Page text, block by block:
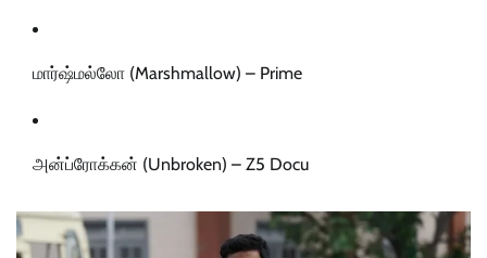
மார்ஷ்மல்லோ (Marshmallow) – Prime
அன்ப்ரோக்கன் (Unbroken) – Z5 Docu